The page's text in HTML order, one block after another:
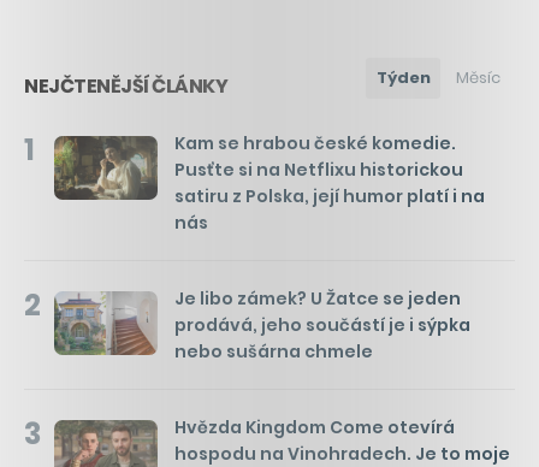
NEJČTENĚJŠÍ ČLÁNKY Týden Měsíc
1
Kam se hrabou české komedie.
Pusťte si na Netflixu historickou
satiru z Polska, její humor platí i na
nás
2
Je libo zámek? U Žatce se jeden
prodává, jeho součástí je i sýpka
nebo sušárna chmele
3
Hvězda Kingdom Come otevírá
hospodu na Vinohradech. Je to moje